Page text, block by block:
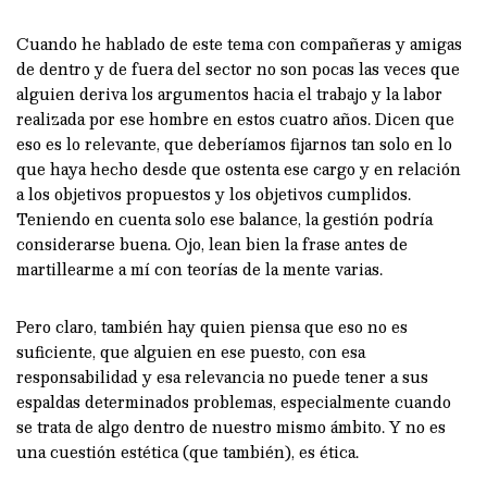
Cuando he hablado de este tema con compañeras y amigas
de dentro y de fuera del sector no son pocas las veces que
alguien deriva los argumentos hacia el trabajo y la labor
realizada por ese hombre en estos cuatro años. Dicen que
eso es lo relevante, que deberíamos fijarnos tan solo en lo
que haya hecho desde que ostenta ese cargo y en relación
a los objetivos propuestos y los objetivos cumplidos.
Teniendo en cuenta solo ese balance, la gestión podría
considerarse buena. Ojo, lean bien la frase antes de
martillearme a mí con teorías de la mente varias.
Pero claro, también hay quien piensa que eso no es
suficiente, que alguien en ese puesto, con esa
responsabilidad y esa relevancia no puede tener a sus
espaldas determinados problemas, especialmente cuando
se trata de algo dentro de nuestro mismo ámbito. Y no es
una cuestión estética (que también), es ética.